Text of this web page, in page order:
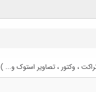
، وکتور ، تصاویر استوک و... )